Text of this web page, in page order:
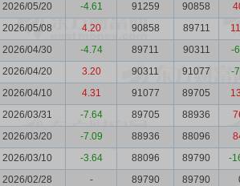
2026/05/20
-4.61 91259 90858
2026/05/08
4.20 90858 89711
2026/04/30
-4.74 89711 90311
-
2026/04/20
3.20 90311 91077
-
2026/04/10
4.31 91077 89705
2026/03/31
-7.64 89705 88936
2026/03/20
-7.09 88936 88096
2026/03/10
-3.64 88096 89790
-
2026/02/28
- 89790 89790